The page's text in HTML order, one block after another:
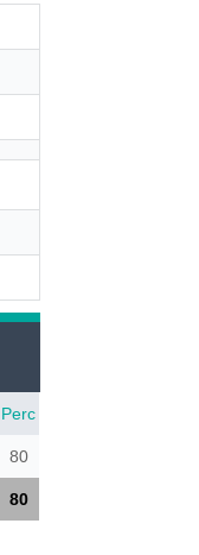
Perc
80
80